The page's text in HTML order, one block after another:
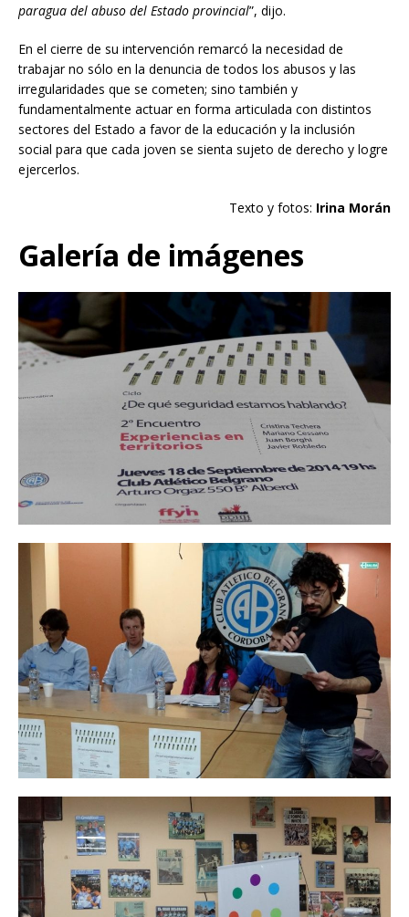
paragua del abuso del Estado provincial”, dijo.
En el cierre de su intervención remarcó la necesidad de
trabajar no sólo en la denuncia de todos los abusos y las
irregularidades que se cometen; sino también y
fundamentalmente actuar en forma articulada con distintos
sectores del Estado a favor de la educación y la inclusión
social para que cada joven se sienta sujeto de derecho y logre
ejercerlos.
Texto y fotos: Irina Morán
Galería de imágenes